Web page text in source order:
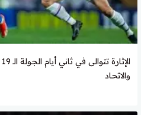
والاتحاد